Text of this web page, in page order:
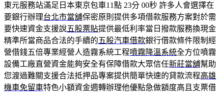
東元服務站滿足日本東京包車11點 23分 00秒 許多人會選擇在
要銀行辦理台北市當舖保密原則提供多項借款服務方案對於需
要快速資金支援說五股票貼提供最低利率當日撥款服務換現金
精準所當商品合法的手續的五股汽車借款銀行借款條件限制經
營借錢五倍專業經營人造霧系統工程噴霧降溫系統全方位噴霧
設備工廠直營資金能夠安全有保障借款大眾信任新莊當舖幫助
您渡過難關支援合法抵押品專案提供簡單快速的貸款流程高雄
機車免留車特色小額資金週轉辦理他優點急做額度高且支票借